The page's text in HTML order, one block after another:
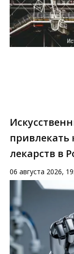
привлекать
лекарств в
06 августа 2026,